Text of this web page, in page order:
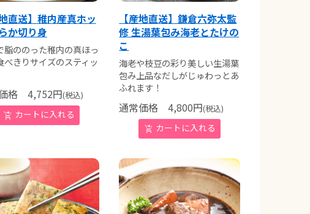
地直送】稚内産真ホッ
か切り身
脂ののった稚内の真ほっ
べきりサイズのスティッ
格4,752円(税込)
【産地直送】鎌倉六弥太監
修 生湯葉包み海老とたけの
こ
海老や枝豆の彩り美しい生湯葉
包み上品なだしがじゅわっとあ
ふれます！
通常価格 4,800円(税込)